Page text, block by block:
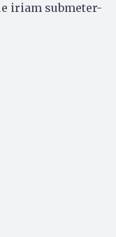
iriam submeter-